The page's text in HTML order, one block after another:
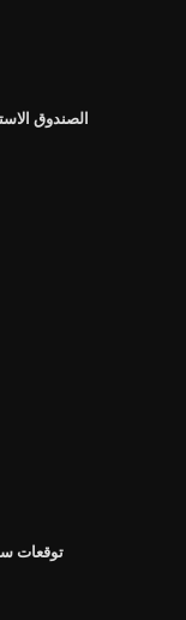
الصندوق
توقعات